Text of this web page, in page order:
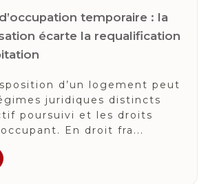
temporaire : la
écarte la requalification
d’un logement peut
juridiques distincts
poursuivi et les droits
En droit fra...